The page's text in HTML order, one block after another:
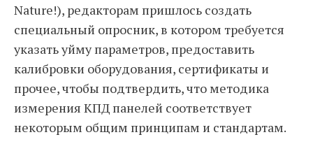
Nature!), редакторам пришлось создать
специальный опросник, в котором требуется
указать уйму параметров, предоставить
калибровки оборудования, сертификаты и
прочее, чтобы подтвердить, что методика
измерения КПД панелей соответствует
некоторым общим принципам и стандартам.